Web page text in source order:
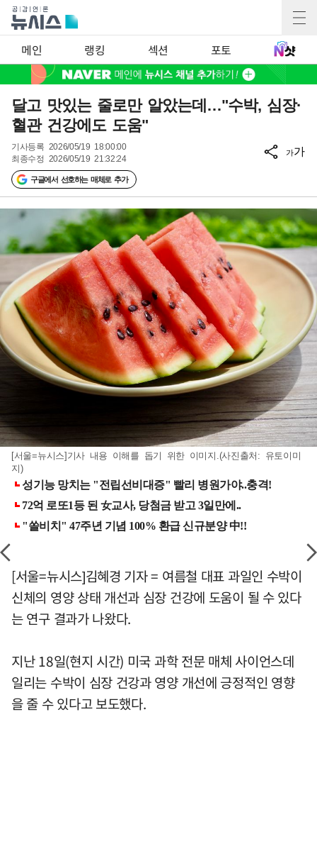
메인 랭킹 섹션 포토
달고 맛있는 줄로만 알았는데…"수박, 심장·
혈관 건강에도 도움"
기사등록 2026/05/19 18:00:00
최종수정 2026/05/19 21:32:24
구글에서 선호하는 매체로 추가
가가
[서울=뉴시스]기사 내용 이해를 돕기 위한 이미지.(사진출처: 유토이미
지)
[서울=뉴시스]김혜경 기자 = 여름철 대표 과일인 수박이
신체의 영양 상태 개선과 심장 건강에 도움이 될 수 있다
는 연구 결과가 나왔다.
지난 18일(현지 시간) 미국 과학 전문 매체 사이언스데
일리는 수박이 심장 건강과 영양 개선에 긍정적인 영향
을 줄 수 있다고 보도했다.